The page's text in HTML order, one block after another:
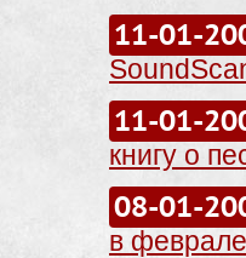
11-01-
11-01-
книгу о
08-01-
в